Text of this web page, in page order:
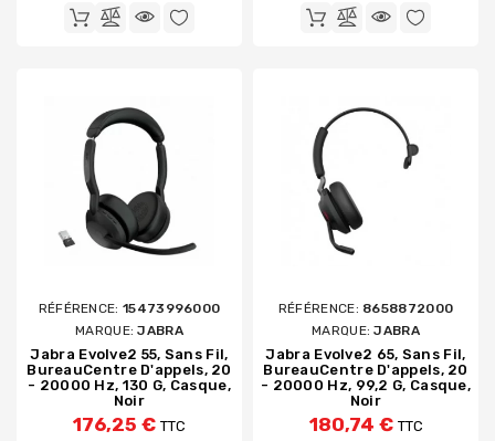
RÉFÉRENCE: 15473996000
MARQUE:JABRA
Jabra Evolve2 55, Sans Fil,
BureauCentre D'appels, 20
- 20000 Hz, 130 G, Casque,
Noir
176,25 € TTC
RÉFÉRENCE: 8658872000
MARQUE:JABRA
Jabra Evolve2 65, Sans Fil,
BureauCentre D'appels, 20
- 20000 Hz, 99,2 G, Casque,
Noir
180,74 € TTC